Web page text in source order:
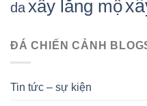
daxây lăng mộ
ĐÁ CHIẾN CẢNH
Tin tức – sự kiện